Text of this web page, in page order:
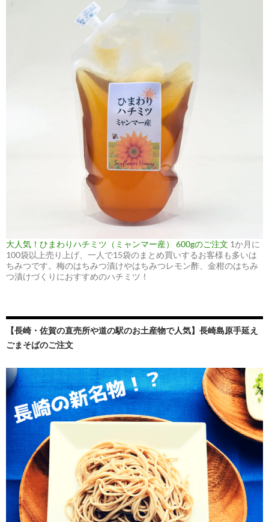
大人気！ひまわりハチミツ（ミャンマー産） 600gのご注文 1か月に
100袋以上売り上げ、一人で15袋のまとめ買いするお客様も多いは
ちみつです。梅のはちみつ漬けやはちみつレモン酢、金柑のはちみ
つ漬けづくりにおすすめのハチミツ！
【長崎・佐賀の直売所や道の駅のお土産物で人気】長崎島原手延え
ごまそばのご注文